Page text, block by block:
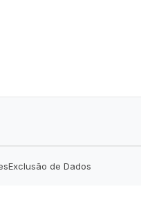
Exclusão de Dados